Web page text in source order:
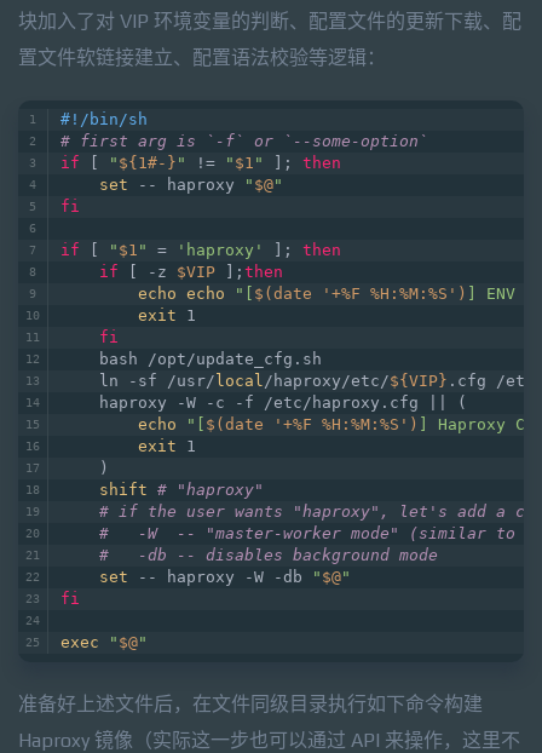
块加入了对 VIP 环境变量的判断、配置文件的更新下载、配
置文件软链接建立、配置语法校验等逻辑：
#!/bin/sh
# first arg is `-f` or `--some-option`
if
" ${1#-} " != " $1 " ]; then
set -- haproxy " $@"
fi
if " $1 " = 'haproxy' ]; then
if [ -z $VIP ]; then
echo echo "[ $(date '+%F %H:%M:%S')
] ENV
exit 1
fi
    bash /opt/update_cfg.sh
    ln -sf /usr/
local/haproxy/etc/${VIP} .cfg /etc/
    haproxy -W -c -f /etc/haproxy.cfg || (
echo
"[ $(date '+%F %H:%M:%S')
] Haproxy
exit 1
    )
shift # "haproxy"
# if the user wants "haproxy", let's add a
#   -W  -- "master-worker mode" (similar to
#   -db -- disables background mode
set -- haproxy -W -db " $@"
fi
exec " $@"
准备好上述文件后，在文件同级目录执行如下命令构建
Haproxy 镜像（实际这一步也可以通过 API 来操作，这里不